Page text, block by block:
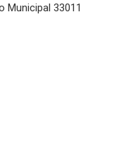
Municipal 33011